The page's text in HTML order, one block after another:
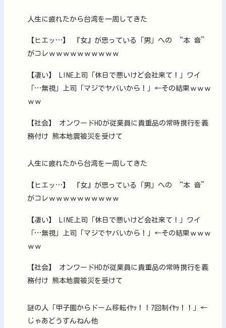
人生に疲れたから台湾を一周してきた
【ヒエッ…】 『女』が思っている「男」への “本 音”
がコレｗｗｗｗｗｗｗｗｗｗ
【凄い】 LINE上司「休日で悪いけど会社来て！」ワイ
「…無視」上司「マジでヤバいから！」←その結果ｗｗｗ
ｗｗ
【社会】 オンワードHDが従業員に貴重品の常時携行を義
務付け 熊本地震被災を受けて
人生に疲れたから台湾を一周してきた
【ヒエッ…】 『女』が思っている「男」への “本 音”
がコレｗｗｗｗｗｗｗｗｗｗ
【凄い】 LINE上司「休日で悪いけど会社来て！」ワイ
「…無視」上司「マジでヤバいから！」←その結果ｗｗｗ
ｗｗ
【社会】 オンワードHDが従業員に貴重品の常時携行を義
務付け 熊本地震被災を受けて
謎の人「甲子園からドーム移転ｲﾔｯ！！7回制ｲﾔｯ！！」←
じゃあどうすんねん他